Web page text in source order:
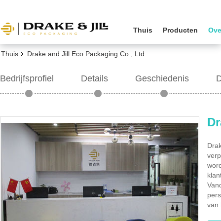
Thuis Producten
Thuis Drake and Jill Eco Packaging Co., Ltd.
Bedrijfsprofiel Details Geschiedenis
van